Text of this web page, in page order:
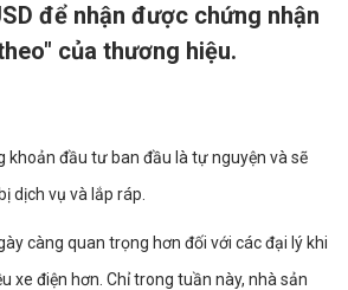
để nhận được chứng nhận
của thương hiệu.
khoản đầu tư ban đầu là tự nguyện và sẽ
dịch vụ và lắp ráp.
càng quan trọng hơn đối với các đại lý khi
xe điện hơn. Chỉ trong tuần này, nhà sản